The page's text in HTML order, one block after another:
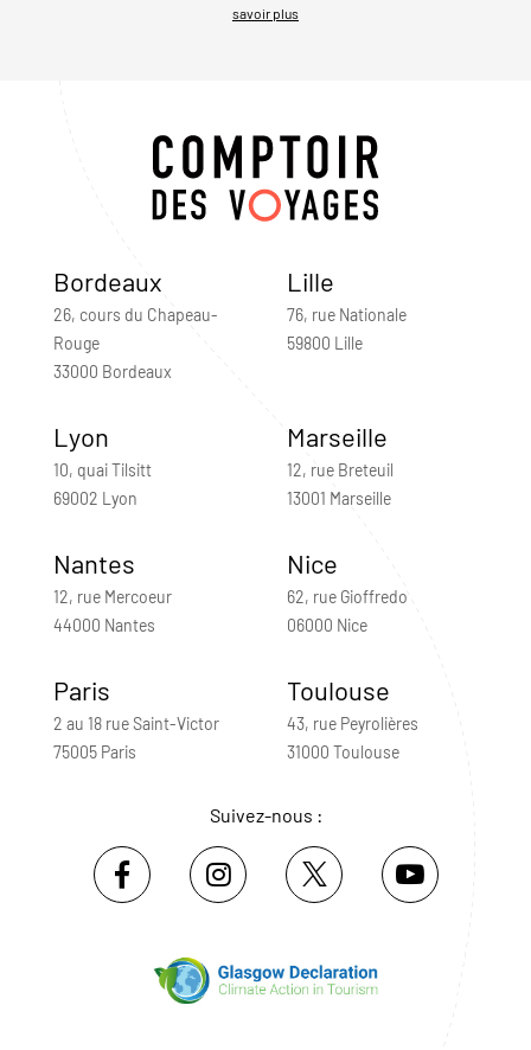
savoir plus
Bordeaux
26, cours du Chapeau-
Rouge
33000 Bordeaux
Lille
76, rue Nationale
59800 Lille
Lyon
10, quai Tilsitt
69002 Lyon
Marseille
12, rue Breteuil
13001 Marseille
Nantes
12, rue Mercoeur
44000 Nantes
Nice
62, rue Gioffredo
06000 Nice
Paris
2 au 18 rue Saint-Victor
75005 Paris
Toulouse
43, rue Peyrolières
31000 Toulouse
Suivez-nous :